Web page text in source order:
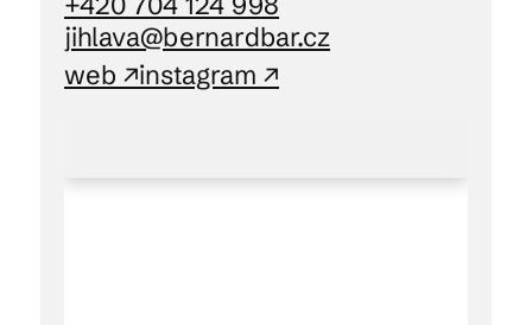
jihlava@bernardbar.cz
web ↗instagram ↗